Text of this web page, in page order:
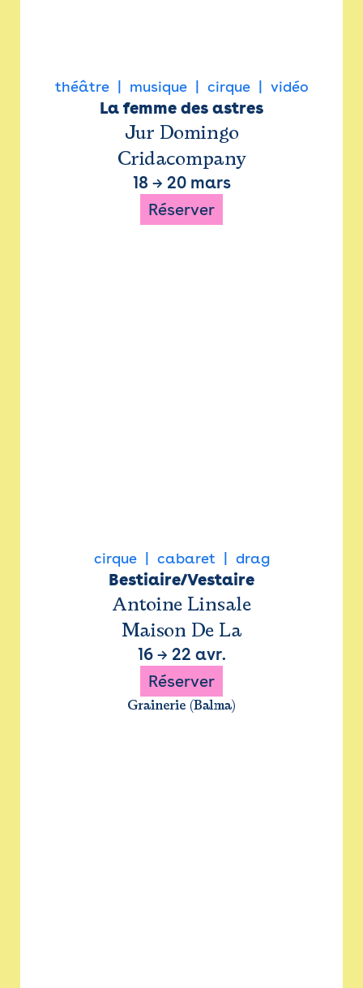
théâtre musique cirque vidéo
La femme des astres
Jur Domingo
Cridacompany
18 → 20 mars
Réserver
cirque cabaret drag
Bestiaire/Vestaire
Antoine Linsale
Maison De La
16→ 22 avr.
Réserver
Grainerie (Balma)